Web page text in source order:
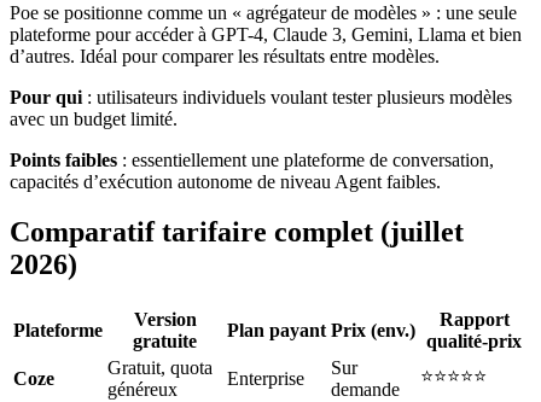
Poe se positionne comme un « agrégateur de modèles » : une seule
plateforme pour accéder à GPT-4, Claude 3, Gemini, Llama et bien
d’autres. Idéal pour comparer les résultats entre modèles.
Pour qui : utilisateurs individuels voulant tester plusieurs modèles
avec un budget limité.
Points faibles : essentiellement une plateforme de conversation,
capacités d’exécution autonome de niveau Agent faibles.
Comparatif tarifaire complet (juillet
2026)
Plateforme
Version
gratuite
Plan payant Prix (env.)
Rapport
qualité-prix
Coze
Gratuit, quota
généreux
Enterprise
Sur
demande
⭐⭐⭐⭐⭐